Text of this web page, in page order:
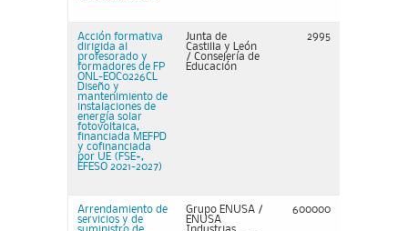
Acción formativa
dirigida al
profesorado y
formadores de FP
ONL-EOC0226CL
Diseño y
mantenimiento de
instalaciones de
energía solar
fotovoltaica,
financiada MEFPD
y cofinanciada
por UE (FSE+,
ÉFESO 2021-2027)
Junta de
Castilla y León
/ Consejería de
Educación
2995
Arrendamiento de
servicios y de
Grupo ENUSA /
ENUSA
600000